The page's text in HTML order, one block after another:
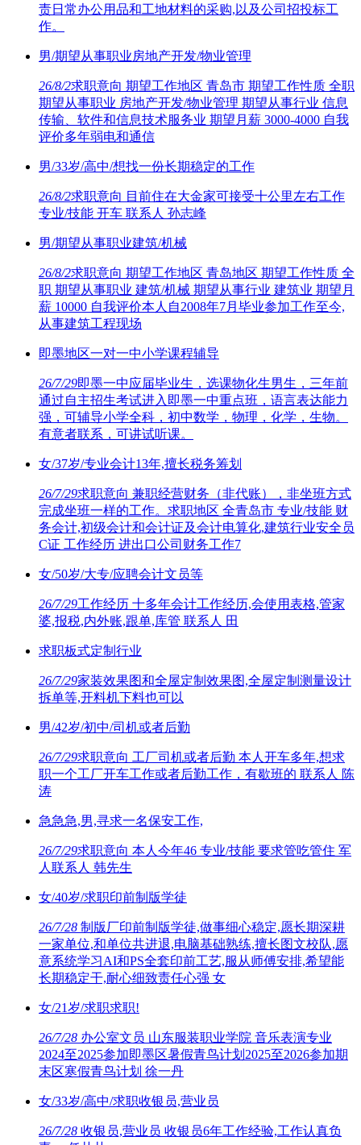
责日常办公用品和工地材料的采购,以及公司招投标工
作。
男/期望从事职业房地产开发/物业管理
26/8/2求职意向 期望工作地区 青岛市 期望工作性质 全职
期望从事职业 房地产开发/物业管理 期望从事行业 信息
传输、软件和信息技术服务业 期望月薪 3000-4000 自我
评价多年弱电和通信
男/33岁/高中/想找一份长期稳定的工作
26/8/2求职意向 目前住在大金家可接受十公里左右工作
专业/技能 开车 联系人 孙志峰
男/期望从事职业建筑/机械
26/8/2求职意向 期望工作地区 青岛地区 期望工作性质 全
职 期望从事职业 建筑/机械 期望从事行业 建筑业 期望月
薪 10000 自我评价本人自2008年7月毕业参加工作至今,
从事建筑工程现场
即墨地区一对一中小学课程辅导
26/7/29即墨一中应届毕业生，选课物化生男生，三年前
通过自主招生考试进入即墨一中重点班，语言表达能力
强，可辅导小学全科，初中数学，物理，化学，生物。
有意者联系，可讲试听课。
女/37岁/专业会计13年,擅长税务筹划
26/7/29求职意向 兼职经营财务（非代账），非坐班方式
完成坐班一样的工作。求职地区 全青岛市 专业/技能 财
务会计,初级会计和会计证及会计电算化,建筑行业安全员
C证 工作经历 进出口公司财务工作7
女/50岁/大专/应聘会计文员等
26/7/29工作经历 十多年会计工作经历,会使用表格,管家
婆,报税,内外账,跟单,库管 联系人 田
求职板式定制行业
26/7/29家装效果图和全屋定制效果图,全屋定制测量设计
拆单等,开料机下料也可以
男/42岁/初中/司机或者后勤
26/7/29求职意向 工厂司机或者后勤 本人开车多年,想求
职一个工厂开车工作或者后勤工作，有歇班的 联系人 陈
涛
急急急,男,寻求一名保安工作,
26/7/29求职意向 本人今年46 专业/技能 要求管吃管住 军
人联系人 韩先生
女/40岁/求职印前制版学徒
26/7/28 制版厂印前制版学徒,做事细心稳定,愿长期深耕
一家单位,和单位共进退,电脑基础熟练,擅长图文校队,愿
意系统学习AI和PS全套印前工艺,服从师傅安排,希望能
长期稳定干,耐心细致责任心强 女
女/21岁/求职求职!
26/7/28 办公室文员 山东服装职业学院 音乐表演专业
2024至2025参加即墨区暑假青鸟计划2025至2026参加期
末区寒假青鸟计划 徐一丹
女/33岁/高中/求职收银员,营业员
26/7/28 收银员,营业员 收银员6年工作经验,工作认真负